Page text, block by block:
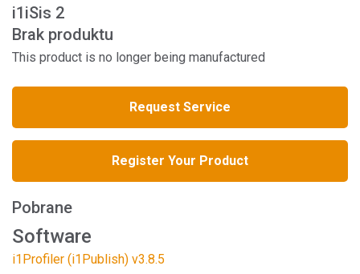
i1iSis 2
Brak produktu
This product is no longer being manufactured
Request Service
Register Your Product
Pobrane
Software
i1Profiler (i1Publish) v3.8.5